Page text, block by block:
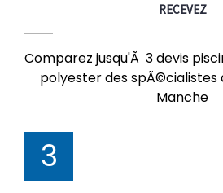
RECEVEZ
Comparez jusqu'Ã 3 devis
polyester des spÃ©cialistes
Manche
3